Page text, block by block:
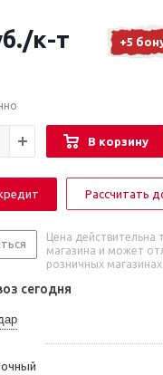
/к-т +5
В корзину
Рассчитать
Цена действительна
магазина и может
розничных магазинах
сегодня